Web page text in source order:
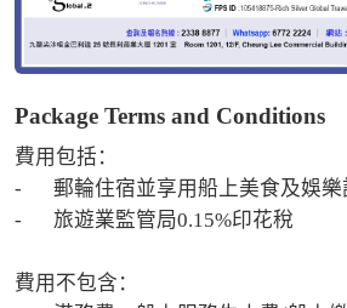
Package Terms and Conditions
費用包括：
-	郵輪住宿並享用船上美食及娛樂設施
-	旅遊業監管局0.15%印花稅
費用不包含：